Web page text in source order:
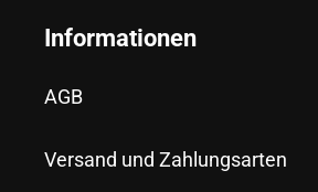
Informationen
AGB
Versand und Zahlungsarten